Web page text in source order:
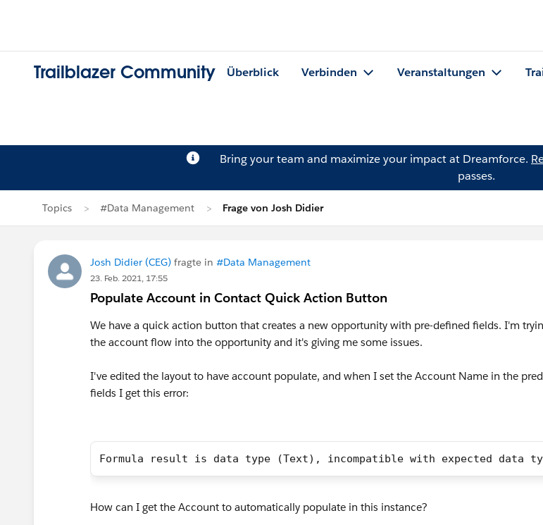
Trailblazer Community Überblick Verbinden Veranstaltungen
Bring your team and maximize your impact at Dreamforce.
passes.
Topics #Data Management Frage von Josh Didier
Josh Didier (CEG) fragte in #Data Management
23. Feb. 2021, 17:55
Populate Account in Contact Quick Action Button
We have a quick action button that creates a new opportunity with pre-defined fields. I'm
the account flow into the opportunity and it's giving me some issues.
I've edited the layout to have account populate, and when I set the Account Name in the
fields I get this error:
Formula result is data type (Text), incompatible with expected data
How can I get the Account to automatically populate in this instance?